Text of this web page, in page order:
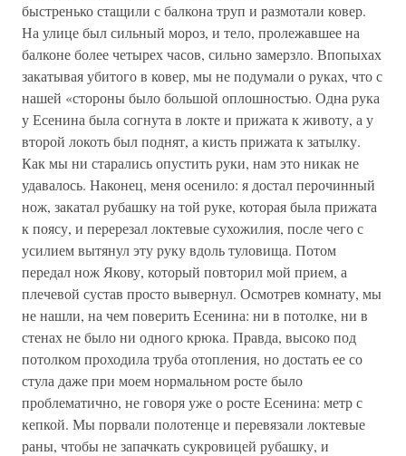
быстренько стащили с балкона труп и размотали ковер.
На улице был сильный мороз, и тело, пролежавшее на
балконе более четырех часов, сильно замерзло. Впопыхах
закатывая убитого в ковер, мы не подумали о руках, что с
нашей «стороны было большой оплошностью. Одна рука
у Есенина была согнута в локте и прижата к животу, а у
второй локоть был поднят, а кисть прижата к затылку.
Как мы ни старались опустить руки, нам это никак не
удавалось. Наконец, меня осенило: я достал перочинный
нож, закатал рубашку на той руке, которая была прижата
к поясу, и перерезал локтевые сухожилия, после чего с
усилием вытянул эту руку вдоль туловища. Потом
передал нож Якову, который повторил мой прием, а
плечевой сустав просто вывернул. Осмотрев комнату, мы
не нашли, на чем поверить Есенина: ни в потолке, ни в
стенах не было ни одного крюка. Правда, высоко под
потолком проходила труба отопления, но достать ее со
стула даже при моем нормальном росте было
проблематично, не говоря уже о росте Есенина: метр с
кепкой. Мы порвали полотенце и перевязали локтевые
раны, чтобы не запачкать сукровицей рубашку, и